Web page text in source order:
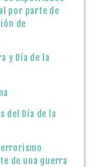
por parte de
de
y Día de la
del Día de la
de una guerra